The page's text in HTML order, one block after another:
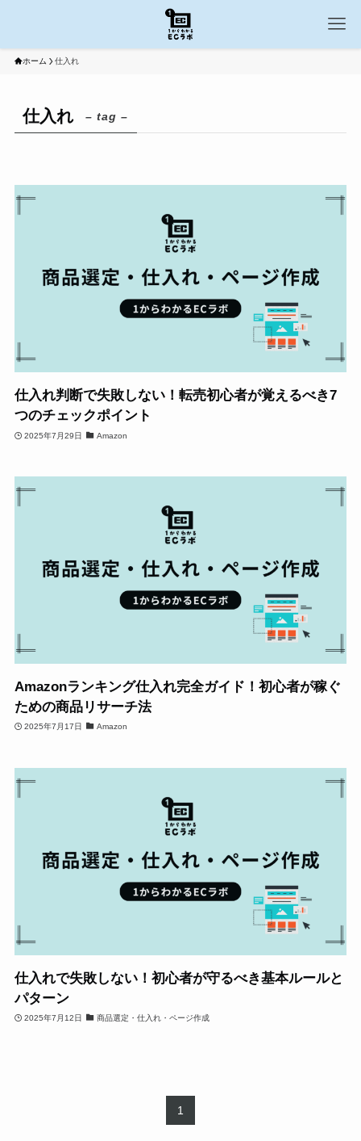
ホーム 仕入れ
仕入れ – tag –
仕入れ判断で失敗しない！転売初心者が覚えるべき7
つのチェックポイント
2025年7月29日 Amazon
Amazonランキング仕入れ完全ガイド！初心者が稼ぐ
ための商品リサーチ法
2025年7月17日 Amazon
仕入れで失敗しない！初心者が守るべき基本ルールと
パターン
2025年7月12日 商品選定・仕入れ・ページ作成
1